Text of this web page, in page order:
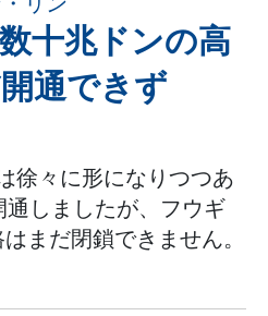
十兆ドンの高
通できず
徐々に形になりつつあ
通しましたが、フウギ
まだ閉鎖できません。